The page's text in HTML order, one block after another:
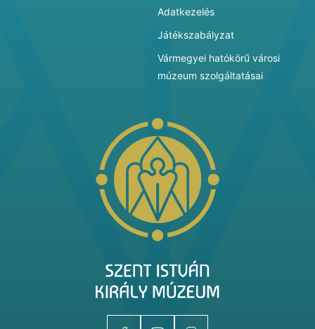
Adatkezelés
Játékszabályzat
Vármegyei hatókörű városi
múzeum szolgáltatásai